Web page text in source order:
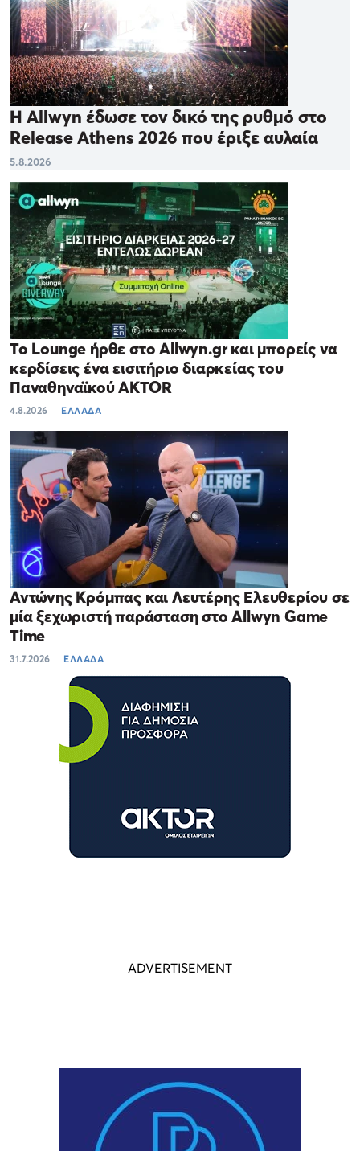
Η Allwyn έδωσε τον δικό της ρυθμό στο
Release Athens 2026 που έριξε αυλαία
5.8.2026
Το Lounge ήρθε στο Allwyn.gr και μπορείς να
κερδίσεις ένα εισιτήριο διαρκείας του
Παναθηναϊκού AKTOR
4.8.2026 ΕΛΛΑΔΑ
Αντώνης Κρόμπας και Λευτέρης Ελευθερίου σε
μία ξεχωριστή παράσταση στο Allwyn Game
Time
31.7.2026 ΕΛΛΑΔΑ